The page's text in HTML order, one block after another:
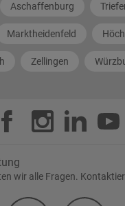
Aschaffenburg
Marktheidenfeld
Zellingen
wir alle Fragen.